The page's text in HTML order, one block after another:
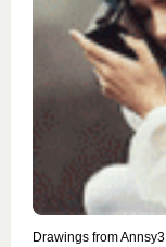
Drawings from Annsy3